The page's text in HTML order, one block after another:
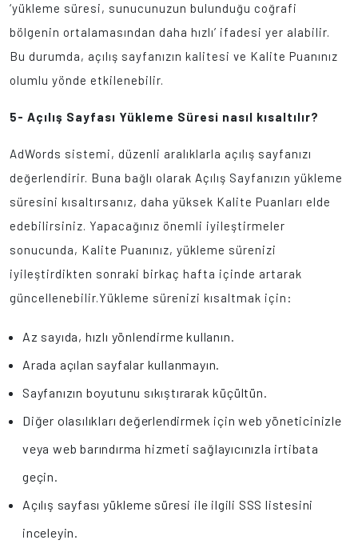
‘yükleme süresi, sunucunuzun bulunduğu coğrafi
bölgenin ortalamasından daha hızlı’ ifadesi yer alabilir.
Bu durumda, açılış sayfanızın kalitesi ve Kalite Puanınız
olumlu yönde etkilenebilir.
5- Açılış Sayfası Yükleme Süresi nasıl kısaltılır?
AdWords sistemi, düzenli aralıklarla açılış sayfanızı
değerlendirir. Buna bağlı olarak Açılış Sayfanızın yükleme
süresini kısaltırsanız, daha yüksek Kalite Puanları elde
edebilirsiniz. Yapacağınız önemli iyileştirmeler
sonucunda, Kalite Puanınız, yükleme sürenizi
iyileştirdikten sonraki birkaç hafta içinde artarak
güncellenebilir.Yükleme sürenizi kısaltmak için:
Az sayıda, hızlı yönlendirme kullanın.
Arada açılan sayfalar kullanmayın.
Sayfanızın boyutunu sıkıştırarak küçültün.
Diğer olasılıkları değerlendirmek için web yöneticinizle
veya web barındırma hizmeti sağlayıcınızla irtibata
geçin.
Açılış sayfası yükleme süresi ile ilgili SSS listesini
inceleyin.